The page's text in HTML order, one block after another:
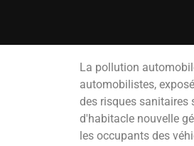
La pollution
automobilistes,
des risques sanitaires
d'habitacle nouvelle
les occupants des